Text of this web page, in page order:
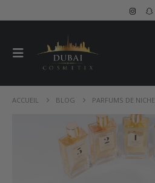
ACCUEIL BLOG PARFUMS DE NICHE